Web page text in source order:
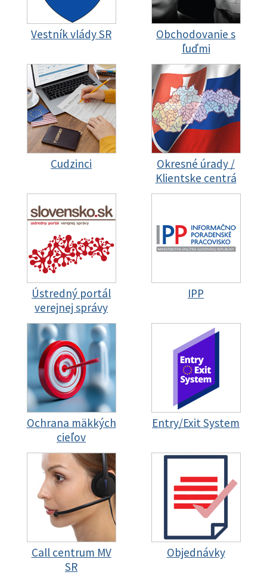
Vestník vlády SR
Obchodovanie s
ľuďmi
Cudzinci
Okresné úrady /
Klientske centrá
Ústredný portál
verejnej správy
IPP
Ochrana mäkkých
cieľov
Entry/Exit System
Call centrum MV
SR
Objednávky